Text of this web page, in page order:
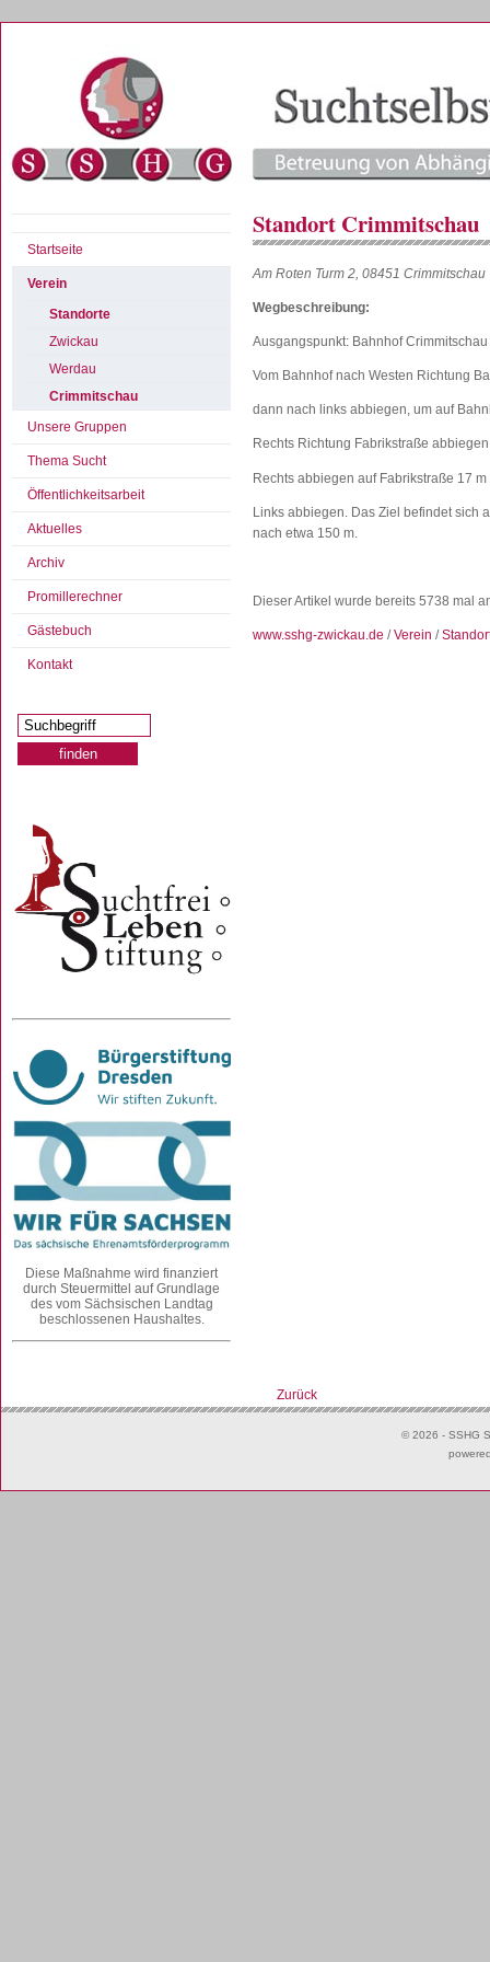
Startseite
Verein
Standorte
Zwickau
Werdau
Crimmitschau
Unsere Gruppen
Thema Sucht
Öffentlichkeitsarbeit
Aktuelles
Archiv
Promillerechner
Gästebuch
Kontakt
Diese Maßnahme wird finanziert
durch Steuermittel auf Grundlage
des vom Sächsischen Landtag
beschlossenen Haushaltes.
Standort Crimmitschau
Am Roten Turm 2, 08451 Crimmitschau
Wegbeschreibung:
Ausgangspunkt: Bahnhof Crimmitschau
Vom Bahnhof nach Westen Richtung
dann nach links abbiegen, um auf
Rechts Richtung Fabrikstraße
Rechts abbiegen auf Fabrikstraße 17 m
Links abbiegen. Das Ziel befindet sich
nach etwa 150 m.
Dieser Artikel wurde bereits 5738 mal
www.sshg-zwickau.de /Verein /
Zurück
© 2026 - SSHG